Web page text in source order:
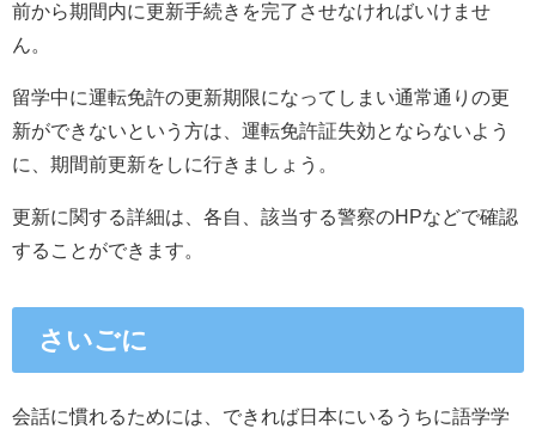
前から期間内に更新手続きを完了させなければいけませ
ん。
留学中に運転免許の更新期限になってしまい通常通りの更
新ができないという方は、運転免許証失効とならないよう
に、期間前更新をしに行きましょう。
更新に関する詳細は、各自、該当する警察のHPなどで確認
することができます。
さいごに
会話に慣れるためには、できれば日本にいるうちに語学学